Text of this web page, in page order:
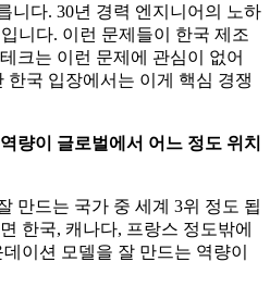
니다. 30년 경력 엔지니어의 노하
니다. 이런 문제들이 한국 제조
크는 이런 문제에 관심이 없어
한국 입장에서는 이게 핵심 경쟁
량이 글로벌에서 어느 정도 위치
만드는 국가 중 세계 3위 정도 됩
한국, 캐나다, 프랑스 정도밖에
이션 모델을 잘 만드는 역량이